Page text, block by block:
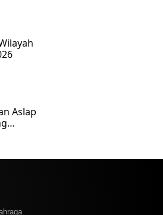
Aslap